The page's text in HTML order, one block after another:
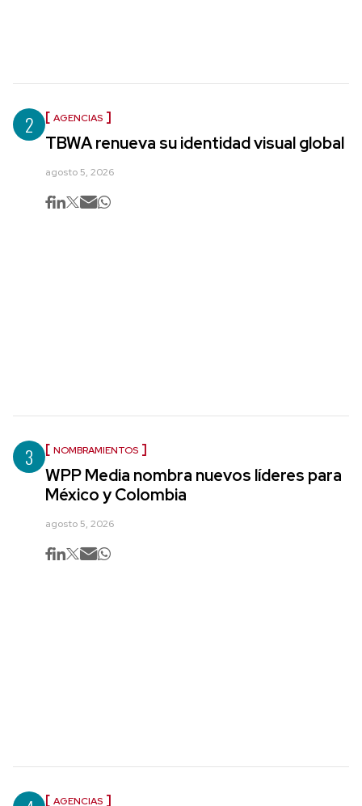
2 AGENCIAS
TBWA renueva su identidad visual global
agosto 5, 2026
3 NOMBRAMIENTOS
WPP Media nombra nuevos líderes para
México y Colombia
agosto 5, 2026
AGENCIAS